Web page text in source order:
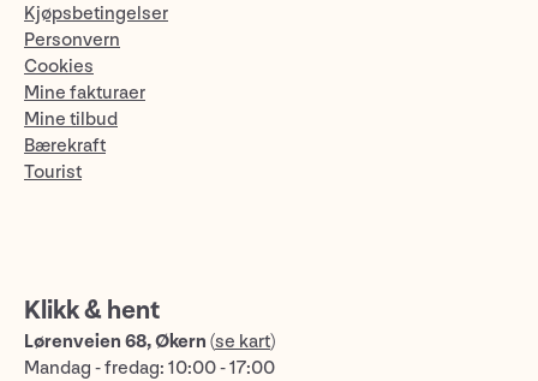
Kjøpsbetingelser
Personvern
Cookies
Mine fakturaer
Mine tilbud
Bærekraft
Tourist
Klikk & hent
Lørenveien 68, Økern (se kart)
Mandag - fredag: 10:00 - 17:00